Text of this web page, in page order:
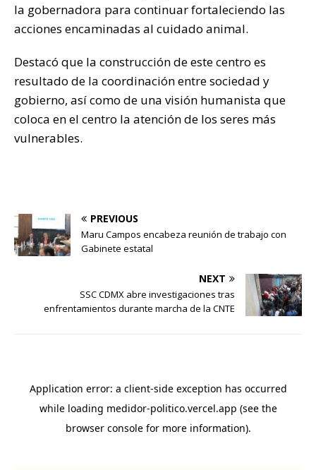
la gobernadora para continuar fortaleciendo las
acciones encaminadas al cuidado animal.
Destacó que la construcción de este centro es
resultado de la coordinación entre sociedad y
gobierno, así como de una visión humanista que
coloca en el centro la atención de los seres más
vulnerables.
PREVIOUS
Maru Campos encabeza reunión de trabajo con
Gabinete estatal
NEXT
SSC CDMX abre investigaciones tras
enfrentamientos durante marcha de la CNTE